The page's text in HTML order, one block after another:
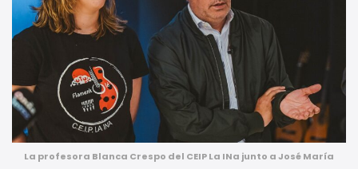
La profesora Blanca Crespo del CEIP La INa junto a José María